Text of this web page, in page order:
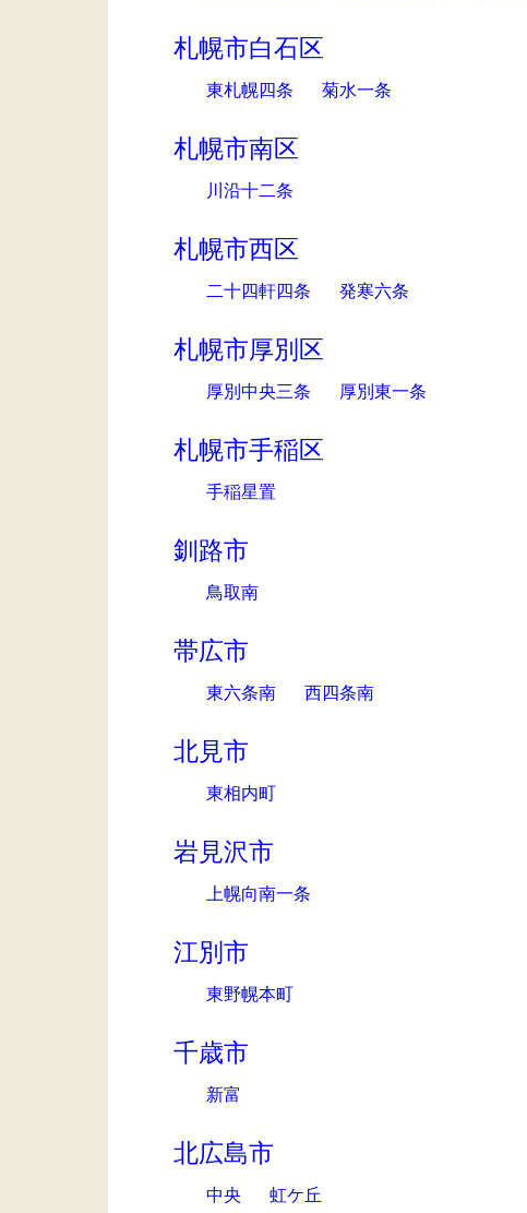
札幌市白石区
東札幌四条 菊水一条
札幌市南区
川沿十二条
札幌市西区
二十四軒四条 発寒六条
札幌市厚別区
厚別中央三条 厚別東一条
札幌市手稲区
手稲星置
釧路市
鳥取南
帯広市
東六条南 西四条南
北見市
東相内町
岩見沢市
上幌向南一条
江別市
東野幌本町
千歳市
新富
北広島市
中央 虹ケ丘